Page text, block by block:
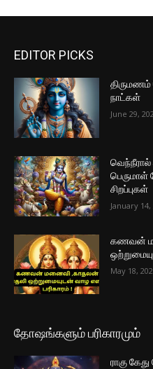
EDITOR PICKS
நாட்கள்
June 29,
பெருமாள்
சிறப்புகள்
January 14,
கணவன்
May 18,
தோஷங்களும் பரிகாரமும்
ராகு